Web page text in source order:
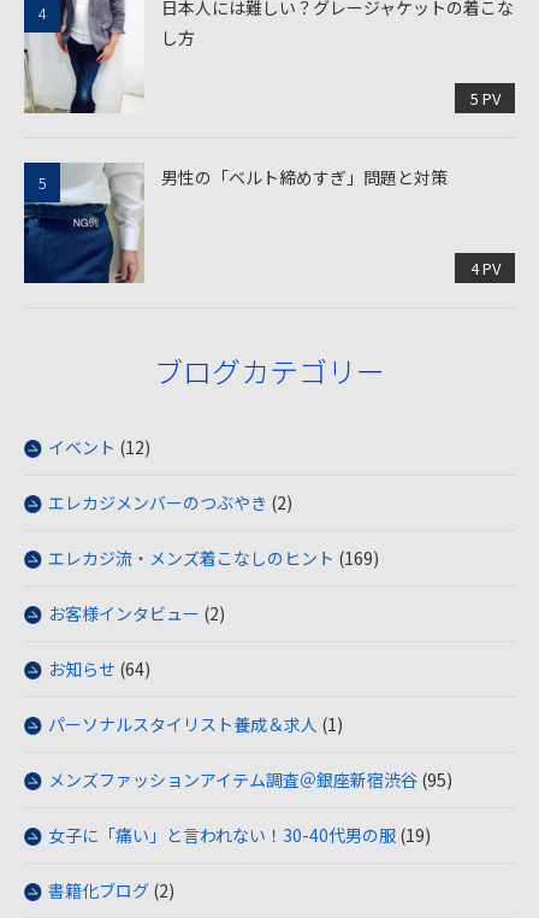
日本人には難しい？グレージャケットの着こな
し方
5 PV
男性の「ベルト締めすぎ」問題と対策
4 PV
ブログカテゴリー
イベント (12)
エレカジメンバーのつぶやき (2)
エレカジ流・メンズ着こなしのヒント (169)
お客様インタビュー (2)
お知らせ (64)
パーソナルスタイリスト養成＆求人 (1)
メンズファッションアイテム調査＠銀座新宿渋谷 (95)
女子に「痛い」と言われない！30-40代男の服 (19)
書籍化ブログ (2)